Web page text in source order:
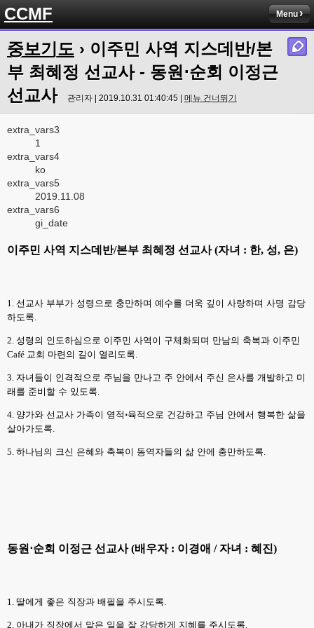
CCMF Menu
중보기도 › 이주민 사역 지스데반/본
부 최혜정 선교사 - 동원⋅순회 이정근
선교사
관리자 | 2019.10.31 01:40:45 | 메뉴 건너뛰기
extra_vars3
1
extra_vars4
ko
extra_vars5
2019.11.08
extra_vars6
gi_date
이주민 사역 지스데반/본부 최혜정 선교사(자녀 : 한, 성, 은)
1. 선교사 부부가 성령으로 충만하며 예수를 더욱 깊이 사랑하며 사명 감당
하도록.
2. 성령의 인도하심으로 이주민 사역이 구체화되며 만남의 축복과 이주민
Café 교회 마련의 길이 열리도록.
3. 자녀들이 인격적으로 주님을 만나고 주 안에서 주신 은사를 개발하고 미
래를 준비할 수 있도록.
4. 양가와 선교사 가족이 영적 ⋅육적으로 건강하고 주님 안에서 행복한 삶을
살아가도록.
5. 하나님의 크신 은혜와 축복이 동역자들의 삶 안에 충만하도록.
동원 ⋅순회 이정근 선교사(배우자 : 이경애 /자녀 : 혜진)
1. 딸에게 좋은 직장과 배필을 주시도록.
2. 아내가 직장에서 맡은 일을 잘 감당하게 지혜를 주시도록.